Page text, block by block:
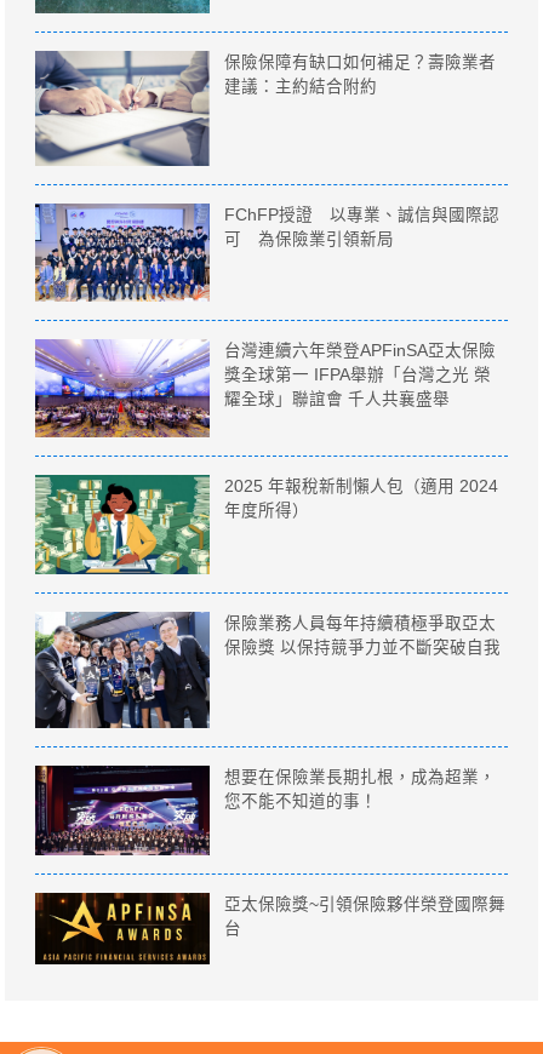
保險保障有缺口如何補足？壽險業者
建議：主約結合附約
FChFP授證 以專業、誠信與國際認
可 為保險業引領新局
台灣連續六年榮登APFinSA亞太保險
獎全球第一 IFPA舉辦「台灣之光 榮
耀全球」聯誼會 千人共襄盛舉
2025 年報稅新制懶人包（適用 2024
年度所得）
保險業務人員每年持續積極爭取亞太
保險獎 以保持競爭力並不斷突破自我
想要在保險業長期扎根，成為超業，
您不能不知道的事！
亞太保險獎~引領保險夥伴榮登國際舞
台